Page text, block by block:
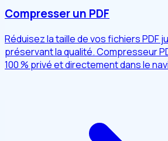
Compresser un PDF
Réduisez la taille de vos fichiers PDF
préservant la qualité. Compresseur
100 % privé et directement dans le